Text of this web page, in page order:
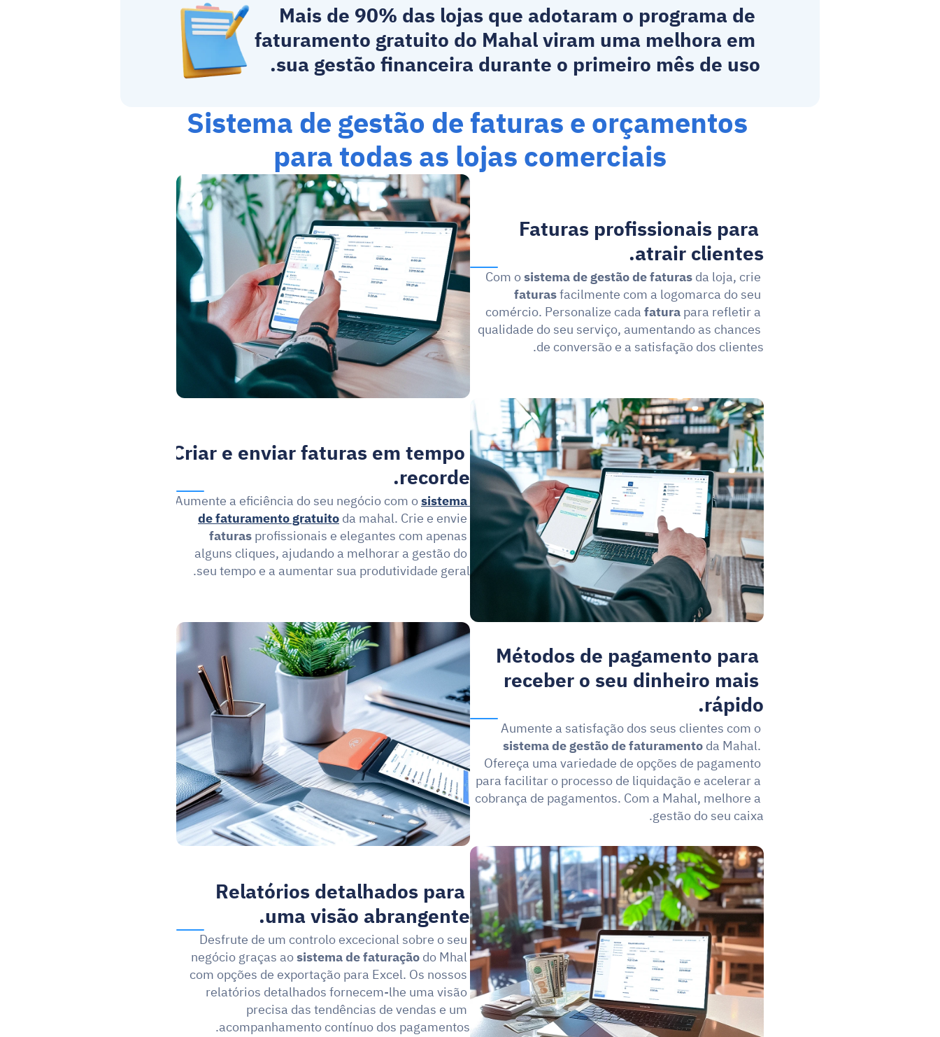
Mais de 90% das lojas que adotaram o programa de
faturamento gratuito do Mahal viram uma melhora em
sua gestão financeira durante o primeiro mês de uso.
Sistema de gestão de faturas e orçamentos
para todas as lojas comerciais
Faturas profissionais para
atrair clientes.
Com o sistema de gestão de faturas
faturas facilmente com a logomarca do seu
comércio. Personalize cada fatura para refletir a
qualidade do seu serviço, aumentando as chances
de conversão e a satisfação dos clientes.
Criar e enviar faturas em tempo
recorde.
Aumente a eficiência do seu negócio com o sistema
de faturamento gratuito
faturas profissionais e elegantes com apenas
alguns cliques, ajudando a melhorar a gestão do
seu tempo e a aumentar sua produtividade geral.
Métodos de pagamento para
receber o seu dinheiro mais
rápido.
sistema de gestão de faturamento da Mahal.
Ofereça uma variedade de opções de pagamento
para facilitar o processo de liquidação e acelerar a
cobrança de pagamentos. Com a Mahal, melhore a
gestão do seu caixa.
Relatórios detalhados para
uma visão abrangente.
Desfrute de um controlo excecional sobre o seu
negócio graças ao sistema de faturação do Mhal
com opções de exportação para Excel. Os nossos
relatórios detalhados fornecem-lhe uma visão
precisa das tendências de vendas e um
acompanhamento contínuo dos pagamentos.